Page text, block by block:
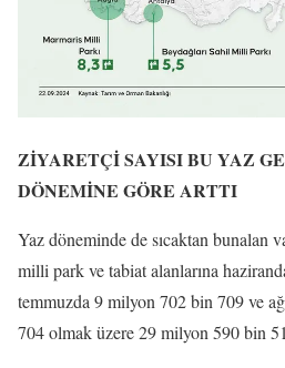
ZİYARETÇİ SAYISI BU YAZ
DÖNEMİNE GÖRE ARTTI
Yaz döneminde de sıcaktan bunalan
milli park ve tabiat alanlarına
temmuzda 9 milyon 702 bin 709 ve
704 olmak üzere 29 milyon 590 bin